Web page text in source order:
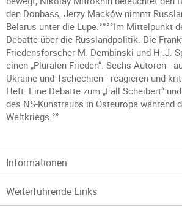
den Donbass, Jerzy Macków nimmt
Belarus unter die Lupe.°°°°Im Mittelpunkt
Debatte über die Russlandpolitik. Die
Friedensforscher M. Dembinski und H-.J.
einen „Pluralen Frieden“. Sechs Autoren -
Ukraine und Tschechien - reagieren und
Heft: Eine Debatte zum „Fall Scheibert“
des NS-Kunstraubs in Osteuropa während
Weltkriegs.°°
Informationen
Weiterführende Links